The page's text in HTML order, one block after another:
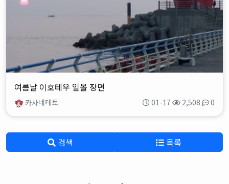
여름날 이호테우 일몰 장면
카사네테토 01-17 2,508 0
검색 목록